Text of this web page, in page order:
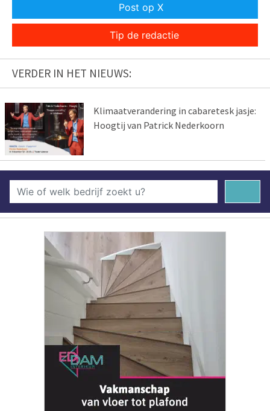
Post op X
Tip de redactie
VERDER IN HET NIEUWS:
Klimaatverandering in cabaretesk jasje:
Hoogtij van Patrick Nederkoorn